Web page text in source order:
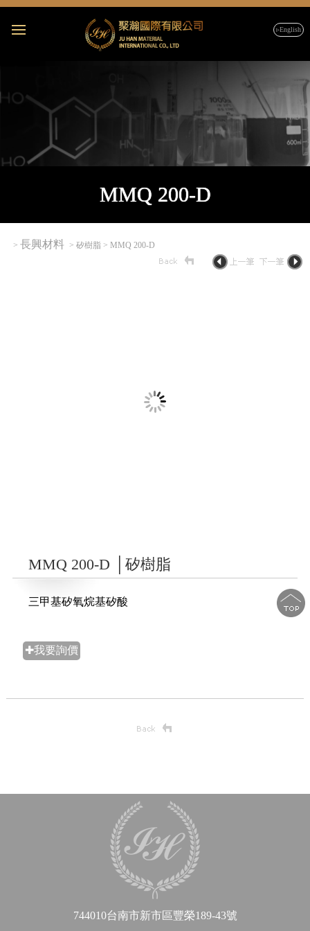
▹English
MMQ 200-D
> 長興材料 > 矽樹脂 > MMQ 200-D
MMQ 200-D │矽樹脂
三甲基矽氧烷基矽酸
✚我要詢價
744010台南市新市區豐榮189-43號